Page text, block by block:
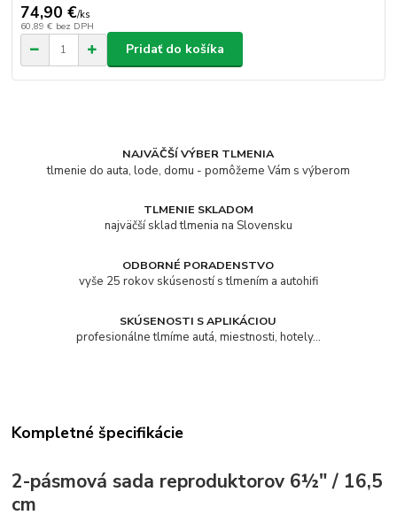
74,90 €/ks
60,89 € bez DPH
Pridať do košíka
NAJVÄČŠÍ VÝBER TLMENIA
tlmenie do auta, lode, domu - pomôžeme Vám s výberom
TLMENIE SKLADOM
najväčší sklad tlmenia na Slovensku
ODBORNÉ PORADENSTVO
vyše 25 rokov skúseností s tlmením a autohifi
SKÚSENOSTI S APLIKÁCIOU
profesionálne tlmíme autá, miestnosti, hotely...
Kompletné špecifikácie
2-pásmová sada reproduktorov 6½" / 16,5
cm